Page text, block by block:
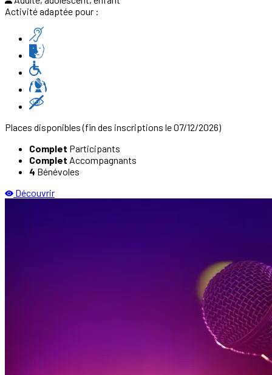
Activité adaptée pour :
Places disponibles(fin des inscriptions le 07/12/2026)
Complet Participants
Complet Accompagnants
4 Bénévoles
Découvrir